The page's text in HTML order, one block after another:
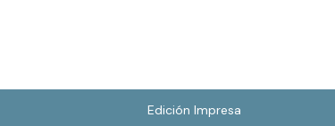
Edición Impresa